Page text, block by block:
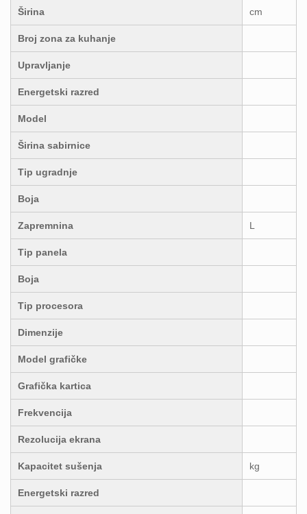
Širina cm
Broj zona za kuhanje
Upravljanje
Energetski razred
Model
Širina sabirnice
Tip ugradnje
Boja
Zapremnina L
Tip panela
Boja
Tip procesora
Dimenzije
Model grafičke
Grafička kartica
Frekvencija
Rezolucija ekrana
Kapacitet sušenja kg
Energetski razred